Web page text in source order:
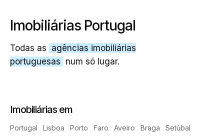
Imobiliárias Portugal
Todas as agências imobiliárias
portuguesas num só lugar.
Imobiliárias em
Portugal Lisboa Porto Faro Aveiro Braga
Setúbal